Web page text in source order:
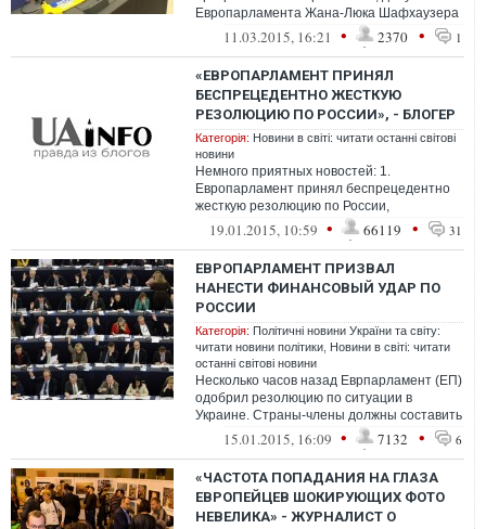
Европарламента Жана-Люка Шафхаузера
в Страсбурге и напрямую обвинил его в
11.03.2015, 16:21 • 2370 • 1
«ЕВРОПАРЛАМЕНТ ПРИНЯЛ
БЕСПРЕЦЕДЕНТНО ЖЕСТКУЮ
РЕЗОЛЮЦИЮ ПО РОССИИ», - БЛОГЕР
Категорія: Новини в світі: читати останні світові
новини
Немного приятных новостей: 1.
Европарламент принял беспрецедентно
жесткую резолюцию по России,
призывающую страны ЕС предоставить
Украине совреме...
19.01.2015, 10:59 • 66119 • 31
ЕВРОПАРЛАМЕНТ ПРИЗВАЛ
НАНЕСТИ ФИНАНСОВЫЙ УДАР ПО
РОССИИ
Категорія: Політичні новини України та світу:
читати новини політики Новини в світі: читати
останні світові новини
Несколько часов назад Еврпарламент (ЕП)
одобрил резолюцию по ситуации в
Украине. Страны-члены должны составить
план помощи Украине, который
15.01.2015, 16:09 • 7132 • 6
«ЧАСТОТА ПОПАДАНИЯ НА ГЛАЗА
ЕВРОПЕЙЦЕВ ШОКИРУЮЩИХ ФОТО
НЕВЕЛИКА» - ЖУРНАЛИСТ О